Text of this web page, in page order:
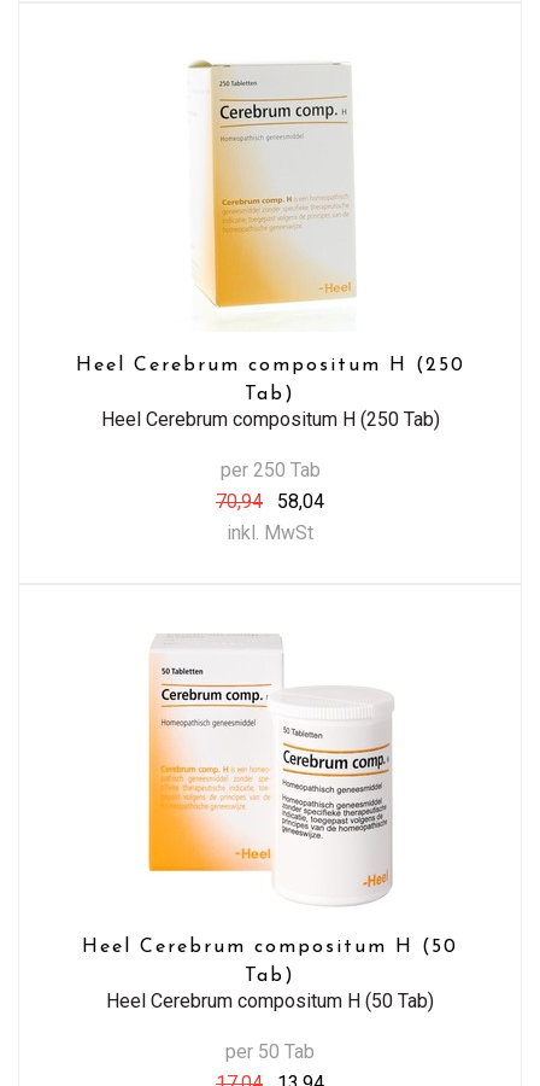
Heel Cerebrum compositum H (250
Tab)
Heel Cerebrum compositum H (250 Tab)
per 250 Tab
70,94
58,04
inkl. MwSt
Heel Cerebrum compositum H (50
Tab)
Heel Cerebrum compositum H (50 Tab)
per 50 Tab